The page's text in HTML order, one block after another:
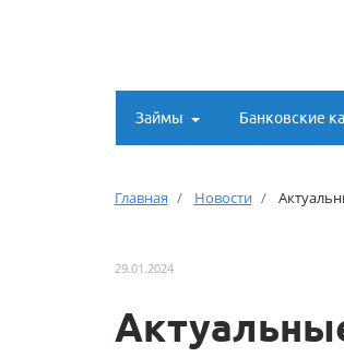
Займы Банковские
Главная Новости
29.01.2024